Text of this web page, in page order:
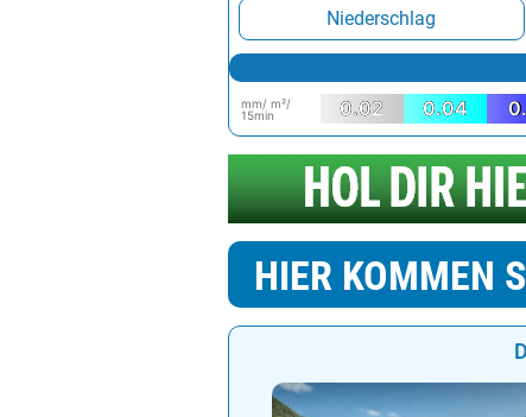
Niederschlag
mm/ m²/
15min
0.02 0.04
HIER KOMMEN